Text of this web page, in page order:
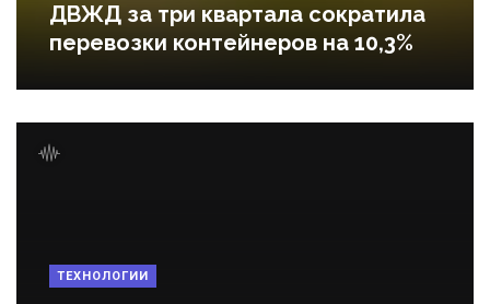
ДВЖД за три квартала сократила
перевозки контейнеров на 10,3%
ТЕХНОЛОГИИ